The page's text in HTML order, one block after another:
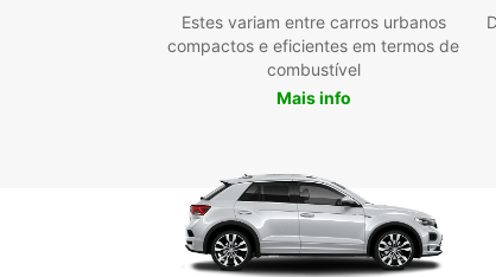
Estes variam entre carros urbanos
compactos e eficientes em termos de
combustível
Mais info